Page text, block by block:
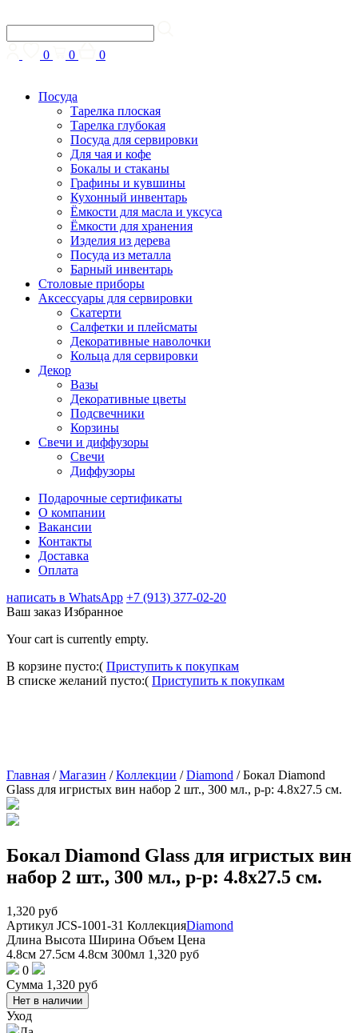
0 0 0
Посуда
Тарелка плоская
Тарелка глубокая
Посуда для сервировки
Для чая и кофе
Бокалы и стаканы
Графины и кувшины
Кухонный инвентарь
Ёмкости для масла и уксуса
Ёмкости для хранения
Изделия из дерева
Посуда из металла
Барный инвентарь
Столовые приборы
Аксессуары для сервировки
Скатерти
Cалфетки и плейсматы
Декоративные наволочки
Кольца для сервировки
Декор
Вазы
Декоративные цветы
Подсвечники
Корзины
Свечи и диффузоры
Свечи
Диффузоры
Подарочные сертификаты
О компании
Вакансии
Контакты
Доставка
Оплата
написать в WhatsApp +7 (913) 377-02-20
Ваш заказ Избранное
Your cart is currently empty.
В корзине пусто:( Приступить к покупкам
В списке желаний пусто:( Приступить к покупкам
Главная /Магазин /Коллекции /Diamond /Бокал Diamond
Glass для игристых вин набор 2 шт., 300 мл., р-р: 4.8х27.5 см.
Бокал Diamond Glass для игристых вин
набор 2 шт., 300 мл., р-р: 4.8х27.5 см.
1,320 руб
Артикул JCS-1001-31 КоллекцияDiamond
Длина Высота Ширина Объем Цена
4.8см 27.5см 4.8см 300мл 1,320 руб
0
Сумма 1,320 руб
Нет в наличии
Уход